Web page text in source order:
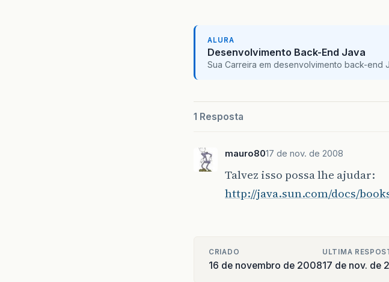
ALURA
Desenvolvimento Back-End Java
Sua Carreira em desenvolvimento back-end
1 Resposta
mauro8017 de nov. de 2008
Talvez isso possa lhe ajudar:
http://java.sun.com/docs/
CRIADO
16 de novembro de 2008
ULTIMA
17 de nov. de